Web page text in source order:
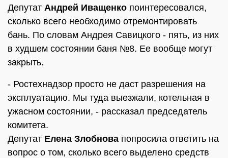
Депутат Андрей Иващенко поинтересовался,
сколько всего необходимо отремонтировать
бань. По словам Андрея Савицкого - пять, из них
в худшем состоянии баня №8. Ее вообще могут
закрыть.
- Ростехнадзор просто не даст разрешения на
эксплуатацию. Мы туда выезжали, котельная в
ужасном состоянии, - рассказал председатель
комитета.
Депутат Елена Злобнова попросила ответить на
вопрос о том, сколько всего выделено средств